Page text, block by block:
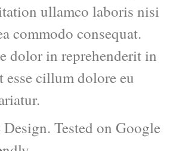
ullamco laboris nisi
commodo consequat.
dolor in reprehenderit in
cillum dolore eu
Tested on Google